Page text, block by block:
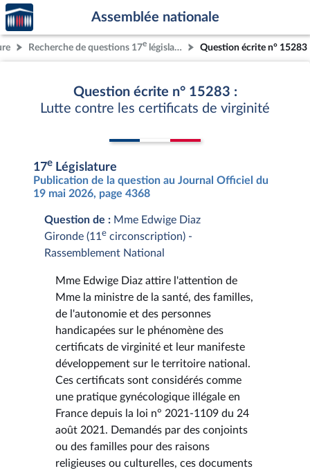
Aller au contenu
Aller en bas de la page
Accèder
à la
page
d'accueil
Assemblée nationale
Recherche de questions 17e législature Question écrite n° 15283
Question écrite n° 15283 :
Lutte contre les certificats de virginité
17e Législature
Publication de la question au Journal Officiel du
19 mai 2026, page 4368
Question de : Mme Edwige Diaz
Gironde (11 e circonscription) -
Rassemblement National
Mme Edwige Diaz attire l'attention de
Mme la ministre de la santé, des familles,
de l'autonomie et des personnes
handicapées sur le phénomène des
certificats de virginité et leur manifeste
développement sur le territoire national.
Ces certificats sont considérés comme
une pratique gynécologique illégale en
France depuis la loi n° 2021-1109 du 24
août 2021. Demandés par des conjoints
ou des familles pour des raisons
religieuses ou culturelles, ces documents